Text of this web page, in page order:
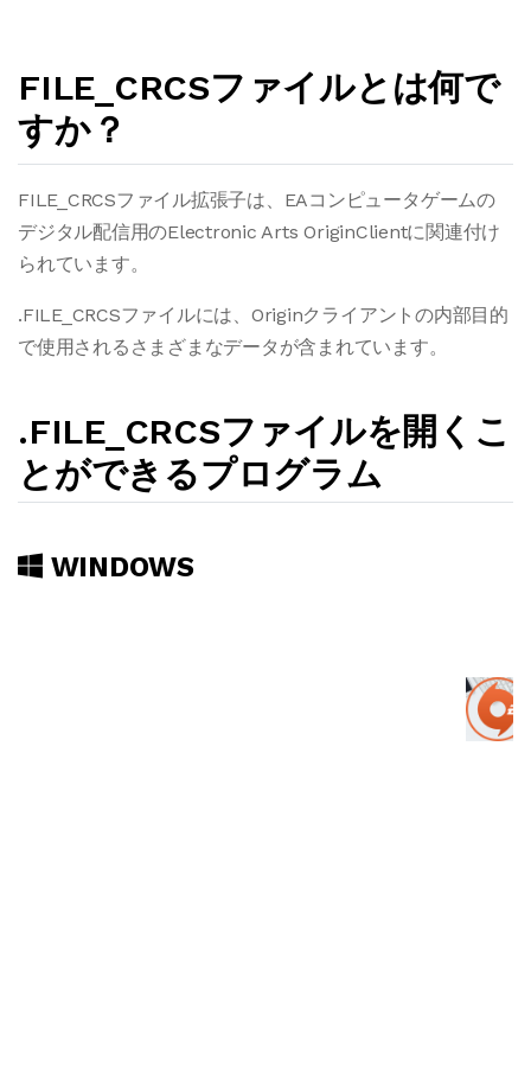
FILE_CRCSファイルとは何で
すか？
FILE_CRCSファイル拡張子は、EAコンピュータゲームの
デジタル配信用のElectronic Arts OriginClientに関連付け
られています。
.FILE_CRCSファイルには、Originクライアントの内部目的
で使用されるさまざまなデータが含まれています。
.FILE_CRCSファイルを開くこ
とができるプログラム
WINDOWS